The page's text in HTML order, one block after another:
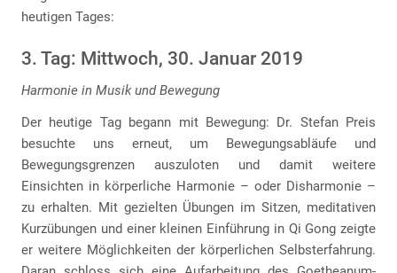
heutigen Tages:
3. Tag: Mittwoch, 30. Januar 2019
Harmonie in Musik und Bewegung
Der heutige Tag begann mit Bewegung: Dr. Stefan Preis
besuchte uns erneut, um Bewegungsabläufe und
Bewegungsgrenzen auszuloten und damit weitere
Einsichten in körperliche Harmonie – oder Disharmonie –
zu erhalten. Mit gezielten Übungen im Sitzen, meditativen
Kurzübungen und einer kleinen Einführung in Qi Gong zeigte
er weitere Möglichkeiten der körperlichen Selbsterfahrung.